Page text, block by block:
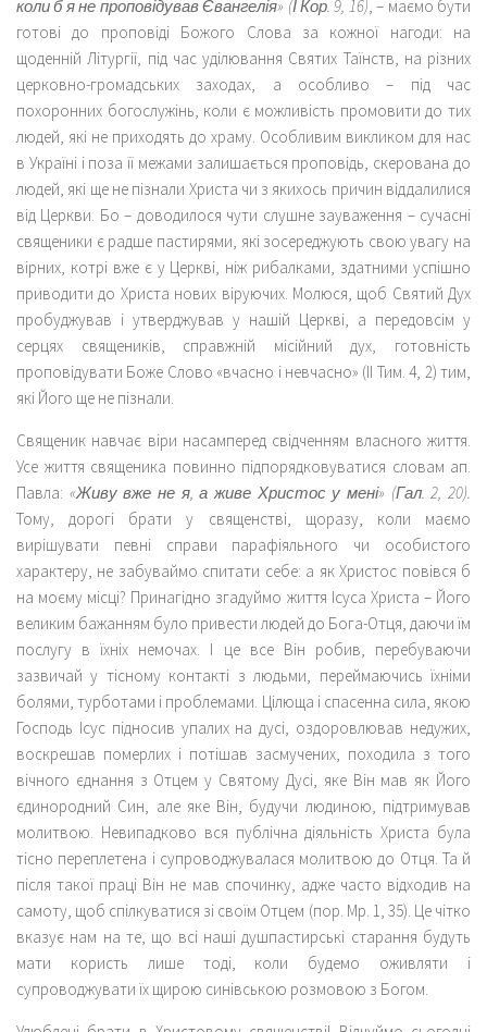
коли б я не проповідував Євангелія» (І Кор. 9, 16), – маємо бути
готові до проповіді Божого Слова за кожної нагоди: на
щоденній Літургії, під час уділювання Святих Таїнств, на різних
церковно-громадських заходах, а особливо – під час
похоронних богослужінь, коли є можливість промовити до тих
людей, які не приходять до храму. Особливим викликом для нас
в Україні і поза її межами залишається проповідь, скерована до
людей, які ще не пізнали Христа чи з якихось причин віддалилися
від Церкви. Бо – доводилося чути слушне зауваження – сучасні
священики є радше пастирями, які зосереджують свою увагу на
вірних, котрі вже є у Церкві, ніж рибалками, здатними успішно
приводити до Христа нових віруючих. Молюся, щоб Святий Дух
пробуджував і утверджував у нашій Церкві, а передовсім у
серцях священиків, справжній місійний дух, готовність
проповідувати Боже Слово «вчасно і невчасно» (ІІ Тим. 4, 2) тим,
які Його ще не пізнали.
Священик навчає віри насамперед свідченням власного життя.
Усе життя священика повинно підпорядковуватися словам ап.
Павла: «Живу вже не я, а живе Христос у мені» (Гал. 2, 20).
Тому, дорогі брати у священстві, щоразу, коли маємо
вирішувати певні справи парафіяльного чи особистого
характеру, не забуваймо спитати себе: а як Христос повівся б
на моєму місці? Принагідно згадуймо життя Ісуса Христа – Його
великим бажанням було привести людей до Бога-Отця, даючи їм
послугу в їхніх немочах. І це все Він робив, перебуваючи
зазвичай у тісному контакті з людьми, переймаючись їхніми
болями, турботами і проблемами. Цілюща і спасенна сила, якою
Господь Ісус підносив упалих на дусі, оздоровлював недужих,
воскрешав померлих і потішав засмучених, походила з того
вічного єднання з Отцем у Святому Дусі, яке Він мав як Його
єдинородний Син, але яке Він, будучи людиною, підтримував
молитвою. Невипадково вся публічна діяльність Христа була
тісно переплетена і супроводжувалася молитвою до Отця. Та й
після такої праці Він не мав спочинку, адже часто відходив на
самоту, щоб спілкуватися зі своїм Отцем (пор. Мр. 1, 35). Це чітко
вказує нам на те, що всі наші душпастирські старання будуть
мати користь лише тоді, коли будемо оживляти і
супроводжувати їх щирою синівською розмовою з Богом.